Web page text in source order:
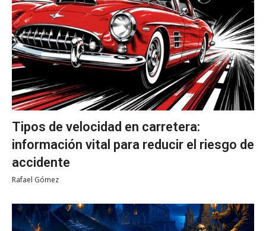
Tipos de velocidad en carretera:
información vital para reducir el riesgo de
accidente
Rafael Gómez